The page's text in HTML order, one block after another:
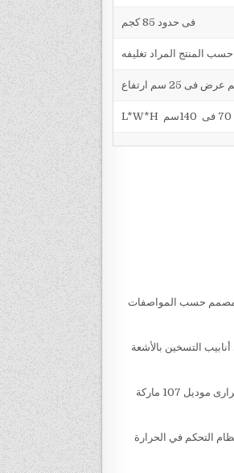
فى حدود 85 كجم
حسب المنتج المراد تغليفه
موديل 107 ماركة المهندس منـسـى مصمم حسب المواصفات
موديل 107 ماركة المهندس منسـى أنابيب التسخين بالأشعة
– تدفق قوى للهواء في كل انحاء غرفة الشرنكه في ‏‏ ماكينة تغليف سولفان حرارى سولفان بلاستيك شفاف حرارى موديل 107 ماركة
107 ماركة المهندس مـنـسى نظام التحكم في الحرارة